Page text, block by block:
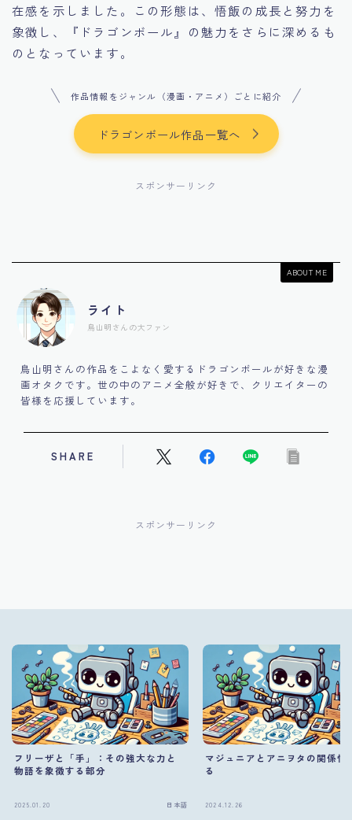
在感を示しました。この形態は、悟飯の成長と努力を
象徴し、『ドラゴンボール』の魅力をさらに深めるも
のとなっています。
作品情報をジャンル（漫画・アニメ）ごとに紹介
ドラゴンボール作品一覧へ
スポンサーリンク
ABOUT ME
ライト
鳥山明さんの大ファン
鳥山明さんの作品をこよなく愛するドラゴンボールが好きな漫
画オタクです。世の中のアニメ全般が好きで、クリエイターの
皆様を応援しています。
SHARE
スポンサーリンク
フリーザと「手」：その強大な力と
物語を象徴する部分
2025.01.20 日本語
マジュニアとアニヲタの関係性
る
2024.12.26